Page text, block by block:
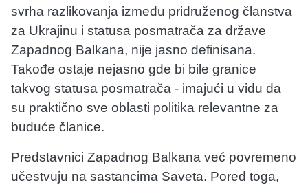
svrha razlikovanja između pridruženog članstva
za Ukrajinu i statusa posmatrača za države
Zapadnog Balkana, nije jasno definisana.
Takođe ostaje nejasno gde bi bile granice
takvog statusa posmatrača - imajući u vidu da
su praktično sve oblasti politika relevantne za
buduće članice.
Predstavnici Zapadnog Balkana već povremeno
učestvuju na sastancima Saveta. Pored toga,